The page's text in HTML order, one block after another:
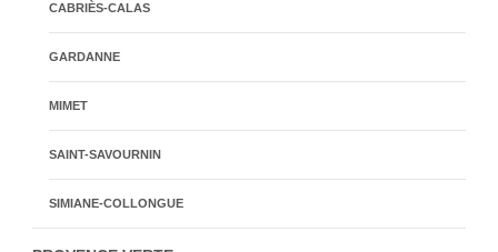
CABRIÈS-CALAS
GARDANNE
MIMET
SAINT-SAVOURNIN
SIMIANE-COLLONGUE